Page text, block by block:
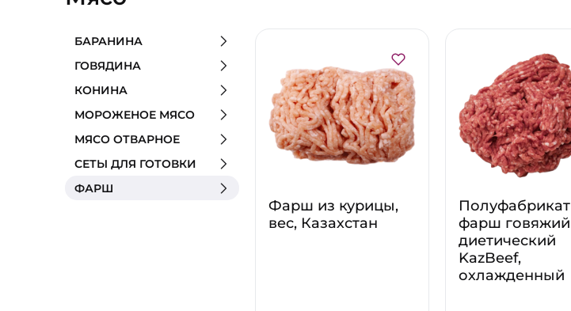
БАРАНИНА
ГОВЯДИНА
КОНИНА
МОРОЖЕНОЕ МЯСО
МЯСО ОТВАРНОЕ
СЕТЫ ДЛЯ ГОТОВКИ
ФАРШ
Фарш из курицы,
вес, Казахстан
Полуфабрикат
фарш говяжий
диетический
KazBeef,
охлажденный